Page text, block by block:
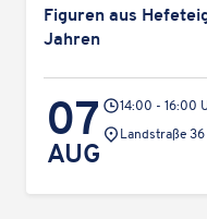
Figuren aus
Jahren
07
AUG
14:00 - 16:00
Veranstaltungsort:
Landstraße 36